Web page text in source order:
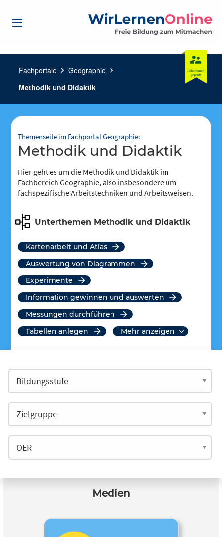
Fachportale chevron_right Geographie chevron_right
Methodik und Didaktik
Themenseite im Fachportal Geographie:
Methodik und Didaktik
Hier geht es um die Methodik und Didaktik im
Fachbereich Geographie, also insbesondere um
fachspezifische Arbeitstechniken und Arbeitsweisen.
Unterthemen Methodik und Didaktik
Kartenarbeit und Atlas
Auswertung von Diagrammen
Experimente
Information gewinnen und auswerten
Messungen durchführen
Tabellen anlegen
mehr anzeigen
Medien